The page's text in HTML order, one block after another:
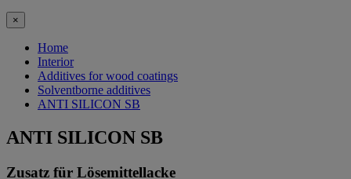
×
Home
Interior
Additives for wood coatings
Solventborne additives
ANTI SILICON SB
ANTI SILICON SB
Zusatz für Lösemittellacke